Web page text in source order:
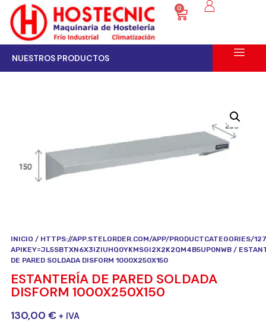
0
NUESTROS PRODUCTOS
INICIO / HTTPS://APP.STELORDER.COM/APP/PRODUCTCATEGORIES/
APIKEY=JL5SBTXN6X3IZIUHQ0YKMSGI2X2K2QM4B5UP0NWB /
DE PARED SOLDADA DISFORM 1000X250X150
ESTANTERÍA DE PARED SOLDADA
DISFORM 1000X250X150
130,00 € + IVA